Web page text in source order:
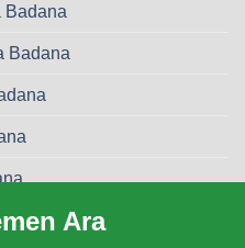
Badana
Badana
BadanaAra